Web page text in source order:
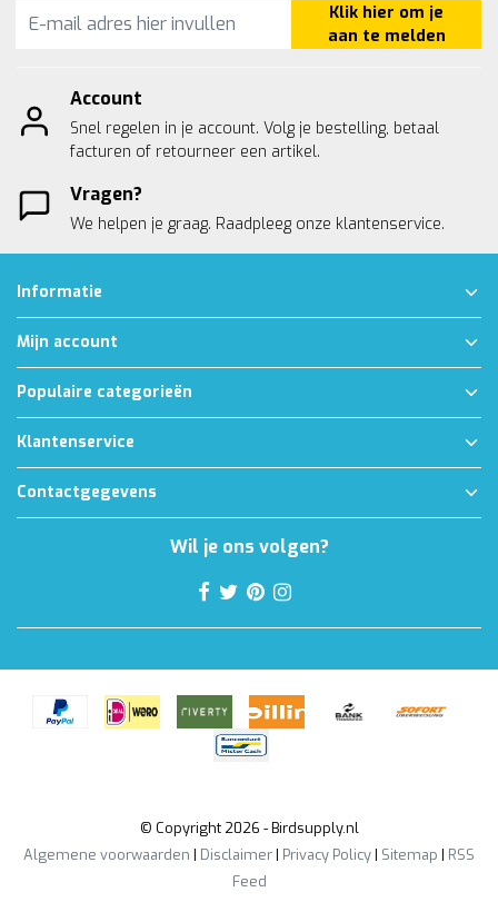
Klik hier om je
aan te melden
Account
Snel regelen in je account. Volg je bestelling, betaal
facturen of retourneer een artikel.
Vragen?
We helpen je graag. Raadpleeg onze klantenservice.
Informatie
Mijn account
Populaire categorieën
Klantenservice
Contactgegevens
Wil je ons volgen?
© Copyright 2026 - Birdsupply.nl
Algemene voorwaarden | Disclaimer| Privacy Policy| Sitemap | RSS
Feed